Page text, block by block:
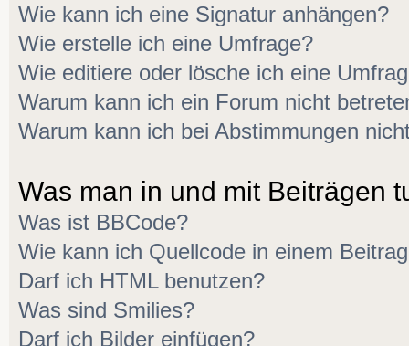
Wie kann ich eine Signatur anhängen?
Wie erstelle ich eine Umfrage?
Wie editiere oder lösche ich eine
Warum kann ich ein Forum nicht
Warum kann ich bei Abstimmungen
Was man in und mit Beiträgen
Was ist BBCode?
Wie kann ich Quellcode in einem
Darf ich HTML benutzen?
Was sind Smilies?
Darf ich Bilder einfügen?